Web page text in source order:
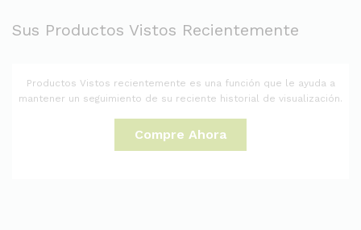
Sus Productos Vistos Recientemente
Productos Vistos recientemente es una función que le ayuda a
mantener un seguimiento de su reciente historial de visualización.
Compre Ahora